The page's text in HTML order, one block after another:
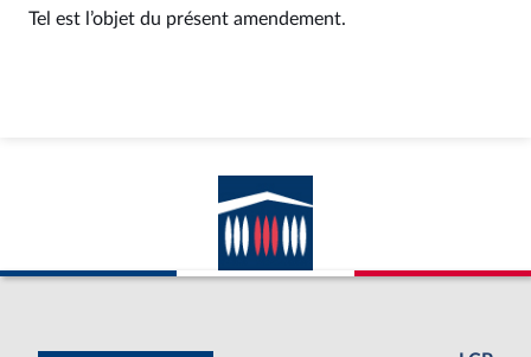
Tel est l’objet du présent amendement.